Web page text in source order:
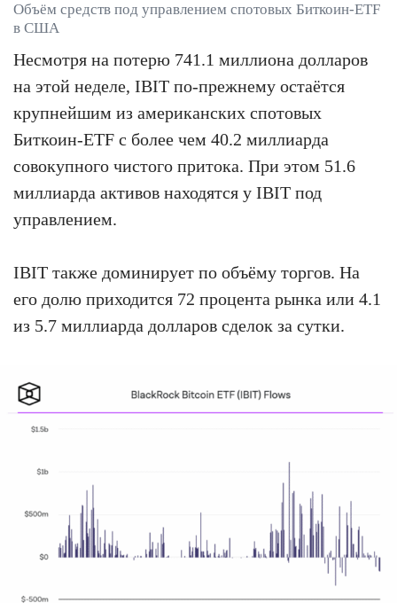
Объём средств под управлением спотовых Биткоин-ETF
в США
Несмотря на потерю 741.1 миллиона долларов
на этой неделе, IBIT по-прежнему остаётся
крупнейшим из американских спотовых
Биткоин-ETF с более чем 40.2 миллиарда
совокупного чистого притока. При этом 51.6
миллиарда активов находятся у IBIT под
управлением.
IBIT также доминирует по объёму торгов. На
его долю приходится 72 процента рынка или 4.1
из 5.7 миллиарда долларов сделок за сутки.